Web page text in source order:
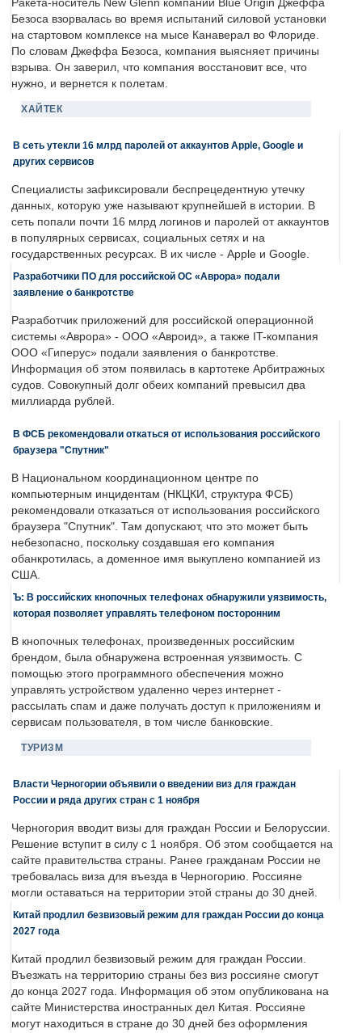
Ракета-носитель New Glenn компании Blue Origin Джеффа
Безоса взорвалась во время испытаний силовой установки
на стартовом комплексе на мысе Канаверал во Флориде.
По словам Джеффа Безоса, компания выясняет причины
взрыва. Он заверил, что компания восстановит все, что
нужно, и вернется к полетам.
ХАЙТЕК
В сеть утекли 16 млрд паролей от аккаунтов Apple, Google и
других сервисов
Специалисты зафиксировали беспрецедентную утечку
данных, которую уже называют крупнейшей в истории. В
сеть попали почти 16 млрд логинов и паролей от аккаунтов
в популярных сервисах, социальных сетях и на
государственных ресурсах. В их числе - Apple и Google.
Разработчики ПО для российской ОС «Аврора» подали
заявление о банкротстве
Разработчик приложений для российской операционной
системы «Аврора» - ООО «Авроид», а также IT-компания
ООО «Гиперус» подали заявления о банкротстве.
Информация об этом появилась в картотеке Арбитражных
судов. Совокупный долг обеих компаний превысил два
миллиарда рублей.
В ФСБ рекомендовали откаться от использования российского
браузера "Спутник"
В Национальном координационном центре по
компьютерным инцидентам (НКЦКИ, структура ФСБ)
рекомендовали отказаться от использования российского
браузера "Спутник". Там допускают, что это может быть
небезопасно, поскольку создавшая его компания
обанкротилась, а доменное имя выкуплено компанией из
США.
Ъ: В российских кнопочных телефонах обнаружили уязвимость,
которая позволяет управлять телефоном посторонним
В кнопочных телефонах, произведенных российским
брендом, была обнаружена встроенная уязвимость. С
помощью этого программного обеспечения можно
управлять устройством удаленно через интернет -
рассылать спам и даже получать доступ к приложениям и
сервисам пользователя, в том числе банковские.
ТУРИЗМ
Власти Черногории объявили о введении виз для граждан
России и ряда других стран с 1 ноября
Черногория вводит визы для граждан России и Белоруссии.
Решение вступит в силу с 1 ноября. Об этом сообщается на
сайте правительства страны. Ранее гражданам России не
требовалась виза для въезда в Черногорию. Россияне
могли оставаться на территории этой страны до 30 дней.
Китай продлил безвизовый режим для граждан России до конца
2027 года
Китай продлил безвизовый режим для граждан России.
Въезжать на территорию страны без виз россияне смогут
до конца 2027 года. Информация об этом опубликована на
сайте Министерства иностранных дел Китая. Россияне
могут находиться в стране до 30 дней без оформления